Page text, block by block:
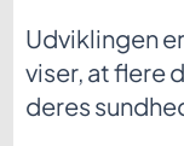
Udviklingen
viser, at flere
deres